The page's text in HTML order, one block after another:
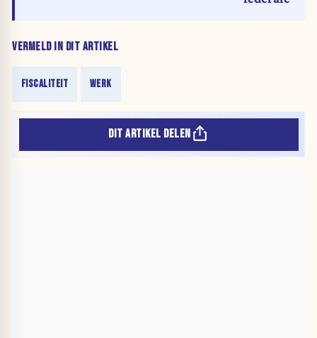
VERMELD IN DIT ARTIKEL
FISCALITEIT WERK
DIT ARTIKEL DELEN